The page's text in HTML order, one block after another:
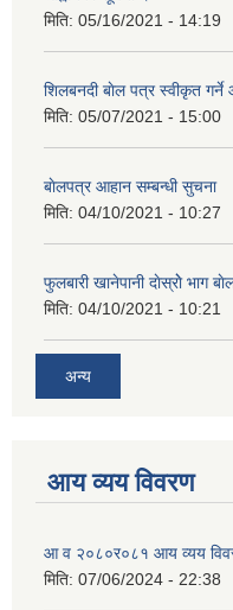
मिति: 05/16/2021 - 14:19
शिलबनदी बाेल पत्र स्वीकृत
मिति: 05/07/2021 - 15:00
बाेलपत्र आहान सम्बन्धी सुचना
मिति: 04/10/2021 - 10:27
फुलबारी खानेपानी दाेस्राेे भाग
मिति: 04/10/2021 - 10:21
अन्य
आय व्यय विवरण
आ व २०८०र०८१ आय व्यय
मिति: 07/06/2024 - 22:38